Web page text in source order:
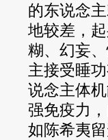
的东说念
地较差，
糊、幻妄
主接受睡
说念主体
强免疫力
如陈希夷